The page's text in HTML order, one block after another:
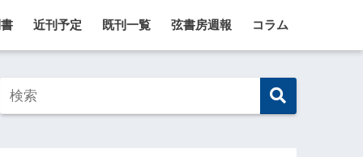
近刊予定 既刊一覧 弦書房週報 コラム